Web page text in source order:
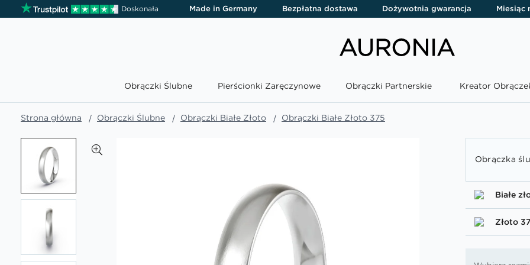
Doskonała Made in Germany Bezpłatna dostawa Dożywotnia gwarancja Miesiąc
Obrączki Ślubne Pierścionki Zaręczynowe Obrączki Partnerskie Kreator
Strona główna Obrączki Ślubne Obrączki Białe Złoto Obrączki Białe Złoto 375
koniec
galerii
Obrączka
Białe
Złoto